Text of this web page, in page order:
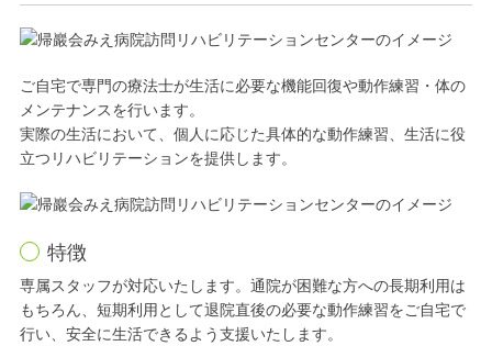
ご自宅で専門の療法士が生活に必要な機能回復や動作練習・体の
メンテナンスを行います。
実際の生活において、個人に応じた具体的な動作練習、生活に役
立つリハビリテーションを提供します。
特徴
専属スタッフが対応いたします。通院が困難な方への長期利用は
もちろん、短期利用として退院直後の必要な動作練習をご自宅で
行い、安全に生活できるよう支援いたします。